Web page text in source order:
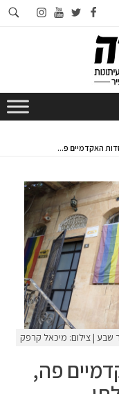
facebook
twitter
youtube
instagram
האקדמיים פ...
שבע | צילום: מיכאל קרפק
פה,